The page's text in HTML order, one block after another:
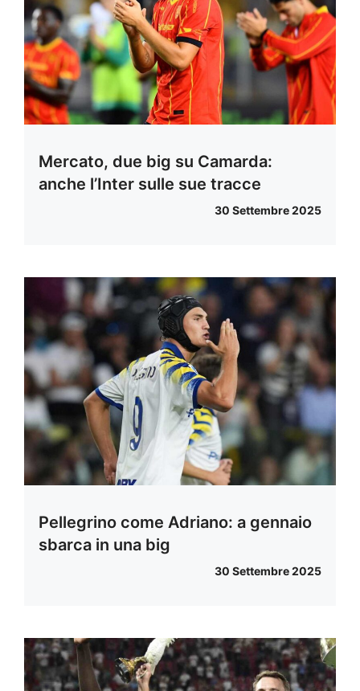
Mercato, due big su Camarda:
anche l’Inter sulle sue tracce
30 Settembre 2025
Pellegrino come Adriano: a gennaio
sbarca in una big
30 Settembre 2025